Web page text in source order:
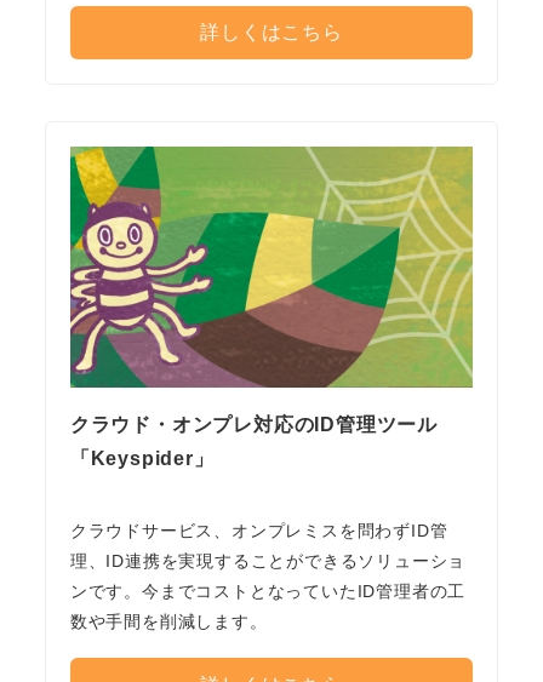
詳しくはこちら
クラウド・オンプレ対応のID管理ツール
「Keyspider」
クラウドサービス、オンプレミスを問わずID管
理、ID連携を実現することができるソリューショ
ンです。今までコストとなっていたID管理者の工
数や手間を削減します。